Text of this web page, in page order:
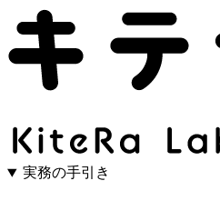
実務の手引き